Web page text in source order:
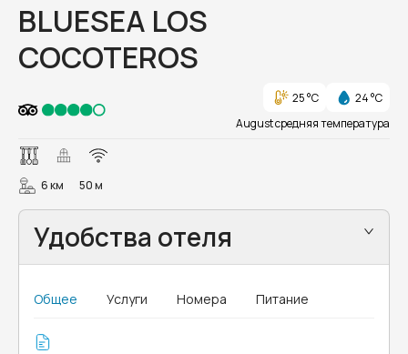
BLUESEA LOS
COCOTEROS
25 °C
24 °C
August средняя температура
6 км 50 м
Удобства отеля
Общее Услуги Номера Питание